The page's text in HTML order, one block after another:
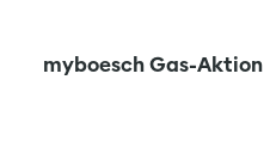
myboesch Gas-Aktion